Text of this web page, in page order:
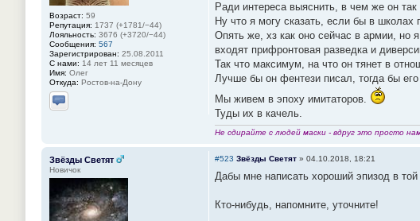
Возраст: 59
Репутация: 1737 (+1781/−44)
Лояльность: 3676 (+3720/−44)
Сообщения: 567
Зарегистрирован: 25.08.2011
С нами: 14 лет 11 месяцев
Имя: Олег
Откуда: Ростов-на-Дону
Отправить личное сообщение
Ради интереса выяснить, в чем же он
Ну что я могу сказать, если бы в
Опять же, хз как оно сейчас в армии, но
входят прифронтовая разведка и
Так что максимум, на что он тянет в
Лучше бы он фентези писал, тогда бы
Мы живем в эпоху имитаторов.
Туды их в качель.
Не сдирайте с людей маски - вдруг это просто
Звёзды Светят
Новичок
#523 Звёзды Светят » 04.10.2018, 18:21
Дабы мне написать хороший эпизод в
Кто-нибудь, напомните, уточните!